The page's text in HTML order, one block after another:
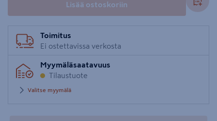
Lisää ostoskoriin
Toimitus
Ei ostettavissa verkosta
Myymäläsaatavuus
Tilaustuote
Valitse myymälä